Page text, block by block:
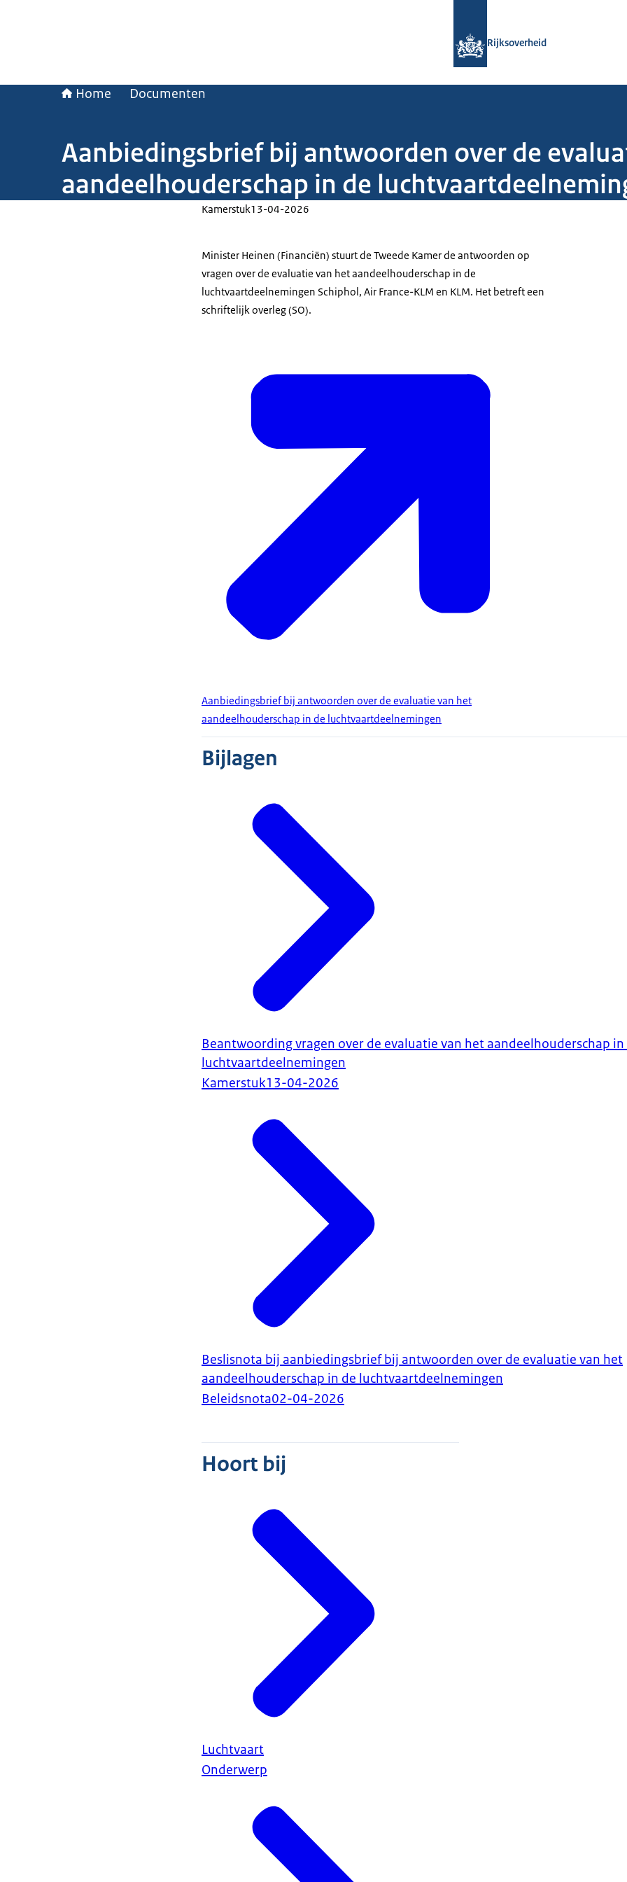
Rijksoverheid
Home Documenten
Aanbiedingsbrief bij antwoorden over de
aandeelhouderschap in de
Kamerstuk13-04-2026
Minister Heinen (Financiën) stuurt de Tweede Kamer de antwoorden op
vragen over de evaluatie van het aandeelhouderschap in de
luchtvaartdeelnemingen Schiphol, Air France-KLM en KLM. Het betreft een
schriftelijk overleg (SO).
Aanbiedingsbrief bij antwoorden over de evaluatie van het
aandeelhouderschap in de luchtvaartdeelnemingen
Bijlagen
Beantwoording vragen over de evaluatie van het aandeelhouderschap in
luchtvaartdeelnemingen
Kamerstuk13-04-2026
Beslisnota bij aanbiedingsbrief bij antwoorden over de evaluatie van het
aandeelhouderschap in de luchtvaartdeelnemingen
Beleidsnota02-04-2026
Hoort bij
Luchtvaart
Onderwerp